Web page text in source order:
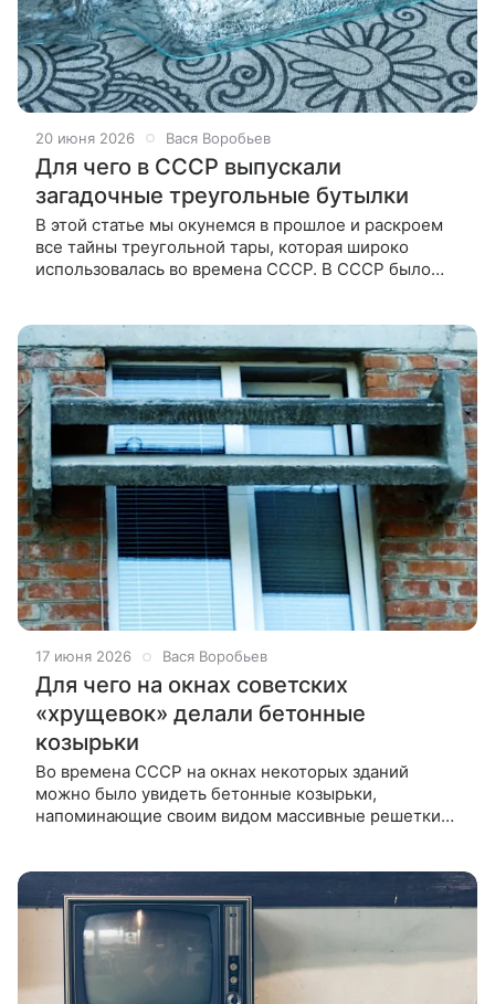
20 июня 2026 Вася Воробьев
Для чего в СССР выпускали
загадочные треугольные бутылки
В этой статье мы окунемся в прошлое и раскроем
все тайны треугольной тары, которая широко
использовалась во времена СССР. В СССР было
17 июня 2026 Вася Воробьев
Для чего на окнах советских
«хрущевок» делали бетонные
козырьки
Во времена СССР на окнах некоторых зданий
можно было увидеть бетонные козырьки,
напоминающие своим видом массивные решетки